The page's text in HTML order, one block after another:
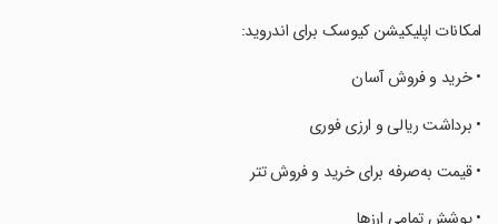
‏امکانات اپلیکیشن کیوسک برای اندروید:
‏• خرید و فروش آسان
‏• برداشت ریالی و ارزی فوری
‏• قیمت به‌صرفه برای خرید و فروش تتر